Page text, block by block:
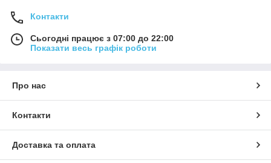
Контакти
Сьогодні працює з 07:00 до 22:00
Показати весь графік роботи
Про нас
Контакти
Доставка та оплата